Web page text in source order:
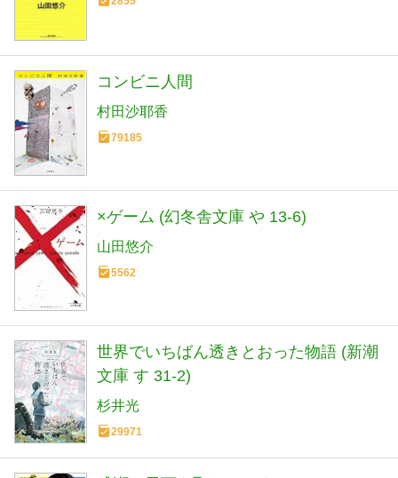
コンビニ人間
村田沙耶香
79185
×ゲーム (幻冬舎文庫 や 13-6)
山田悠介
5562
世界でいちばん透きとおった物語 (新潮
文庫 す 31-2)
杉井光
29971